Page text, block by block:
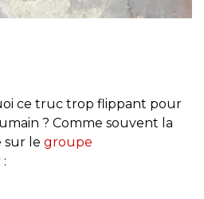
ce truc trop flippant pour
? Comme souvent la
sur le groupe